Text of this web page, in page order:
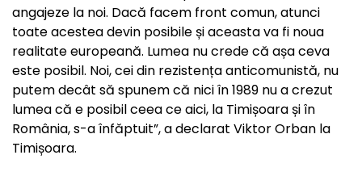
angajeze la noi. Dacă facem front comun, atunci
toate acestea devin posibile și aceasta va fi noua
realitate europeană. Lumea nu crede că așa ceva
este posibil. Noi, cei din rezistența anticomunistă, nu
putem decât să spunem că nici în 1989 nu a crezut
lumea că e posibil ceea ce aici, la Timișoara și în
România, s-a înfăptuit”, a declarat Viktor Orban la
Timișoara.